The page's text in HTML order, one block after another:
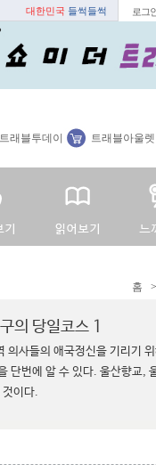
대한민국 들썩들썩 로그
트래블투데이 트래블아울렛
홈 >
의 당일코스 1
의사들의 애국정신을 기리기
단번에 알 수 있다. 울산향교,
것이다.